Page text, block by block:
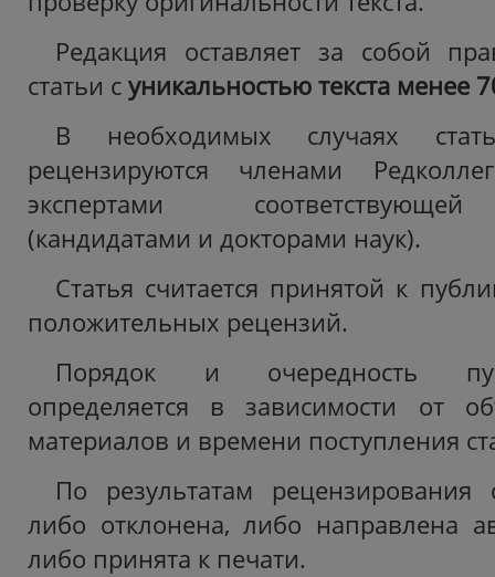
Редакция оставляет за собой
статьи суникальностью текста менее
В необходимых случаях
рецензируются членами
экспертами
(кандидатами и докторами наук).
Статья считается принятой к
положительных рецензий.
Порядок и очередность
определяется в зависимости от
материалов и времени поступления
По результатам
либо отклонена, либо направлена
либо принята к печати.